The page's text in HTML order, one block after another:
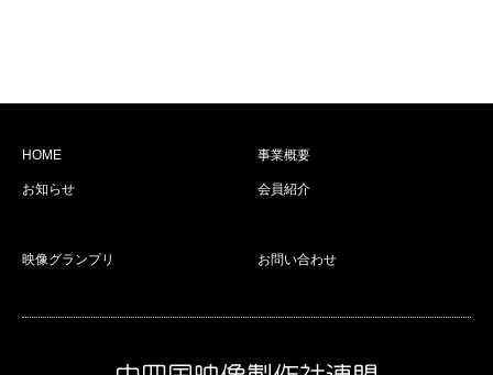
HOME
お知らせ
事業概要
会員紹介
映像グランプリ お問い合わせ